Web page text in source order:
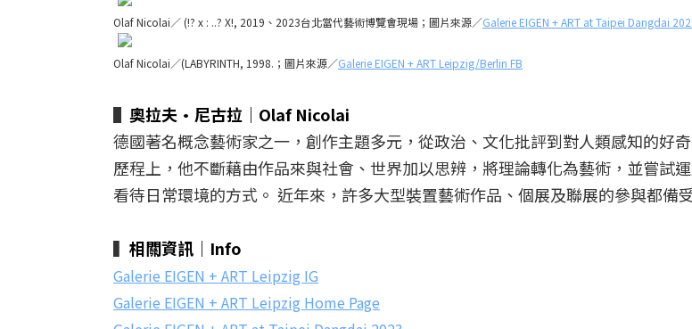
Olaf Nicolai／ (!? x : ..? X!, 2019、2023台北當代藝術博覽會現場；圖片來源／Galerie EIGEN + ART at Taipei Dangdai
Olaf Nicolai／(LABYRINTH, 1998.；圖片來源／Galerie EIGEN + ART Leipzig/Berlin FB
▌ 奧拉夫·尼古拉｜Olaf Nicolai
德國著名概念藝術家之一，創作主題多元，從政治、文化批評到對人類感知的好
歷程上，他不斷藉由作品來與社會、世界加以思辨，將理論轉化為藝術，並嘗試
看待日常環境的方式。 近年來，許多大型裝置藝術作品、個展及聯展的參與都備
▍ 相關資訊｜Info
Galerie EIGEN + ART Leipzig IG
Galerie EIGEN + ART Leipzig Home Page